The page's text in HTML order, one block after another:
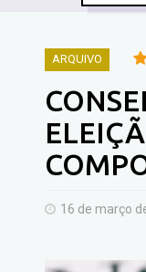
ARQUIVO
16 de março